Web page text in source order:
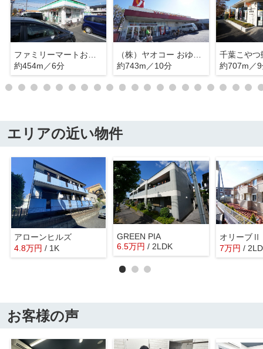
ファミリーマートおゆみ野中央７丁目店
約454m／6分
（株）ヤオコー おゆみ野店
約743m／10分
千葉こやつ
約707m／
エリアの近い物件
アローンヒルズ
4.8万円 / 1K
GREEN PIA
6.5万円 / 2LDK
オリーブⅡ
7万円 /
お客様の声